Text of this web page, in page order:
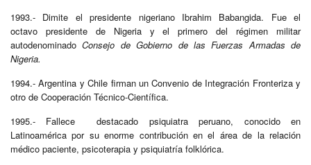
1993.- Dimite el presidente nigeriano Ibrahim Babangida. Fue el
octavo presidente de Nigeria y el primero del régimen militar
autodenominadoConsejo de Gobierno de las Fuerzas Armadas de
Nigeria.
1994.- Argentina y Chile firman un Convenio de Integración Fronteriza y
otro de Cooperación Técnico-Científica.
1995.- Fallece destacado psiquiatra peruano, conocido en
Latinoamérica por su enorme contribución en el área de la relación
médico paciente, psicoterapia y psiquiatría folklórica.